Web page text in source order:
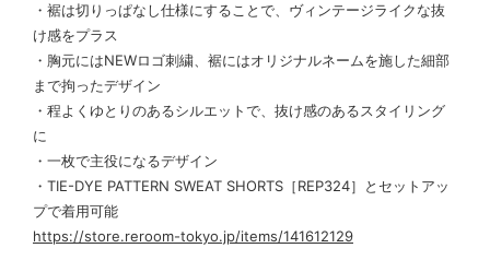
・裾は切りっぱなし仕様にすることで、ヴィンテージライクな抜
け感をプラス
・胸元にはNEWロゴ刺繍、裾にはオリジナルネームを施した細部
まで拘ったデザイン
・程よくゆとりのあるシルエットで、抜け感のあるスタイリング
に
・一枚で主役になるデザイン
・TIE-DYE PATTERN SWEAT SHORTS［REP324］とセットアッ
プで着用可能
https://store.reroom-tokyo.jp/items/141612129